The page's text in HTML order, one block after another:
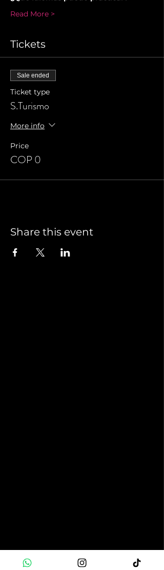
Read More >
Tickets
Sale ended
Ticket type
S.Turismo
More info
Price
COP 0
Share this event